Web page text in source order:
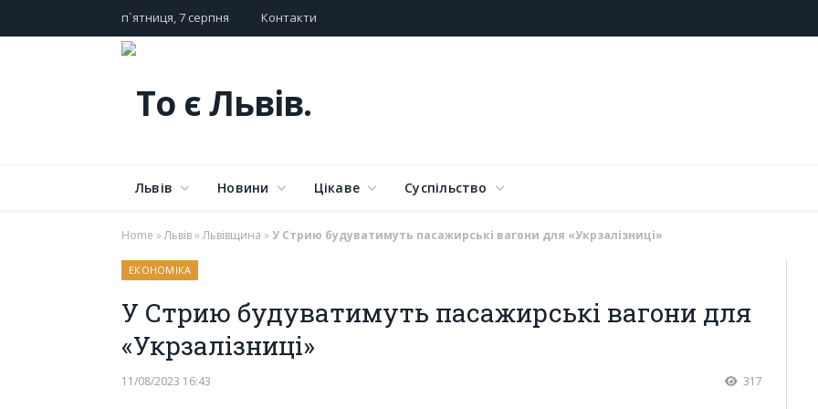
п`ятниця, 7 серпня Контакти
Львів Новини Цікаве Суспільство
Home »Львів»Львівщина » У Стрию будуватимуть пасажирські вагони для «Укрзалізниці»
ЕКОНОМІКА
У Стрию будуватимуть пасажирські вагони для
«Укрзалізниці»
11/08/2023 16:43 317